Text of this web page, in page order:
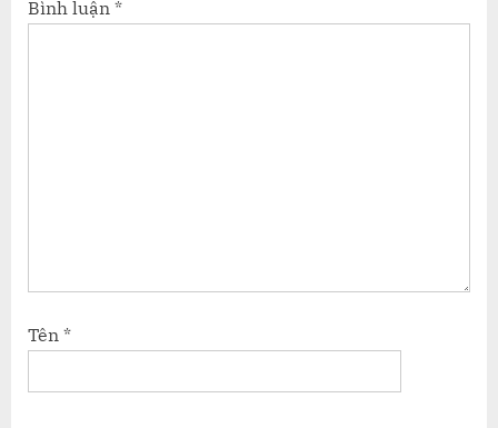
Bình luận *
Tên *